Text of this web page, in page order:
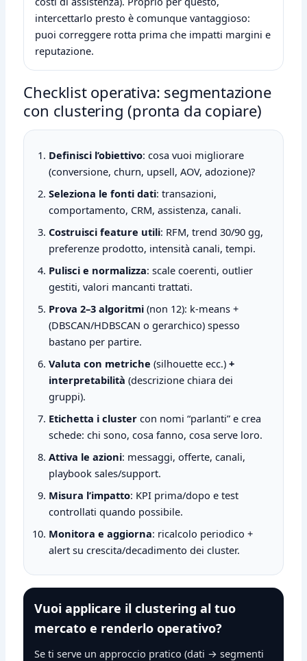
intercettarlo presto è comunque vantaggioso:
puoi correggere rotta prima che impatti margini e
reputazione.
Checklist operativa: segmentazione
con clustering (pronta da copiare)
Definisci l’obiettivo: cosa vuoi migliorare
(conversione, churn, upsell, AOV, adozione)?
Seleziona le fonti dati: transazioni,
comportamento, CRM, assistenza, canali.
Costruisci feature utili: RFM, trend 30/90 gg,
preferenze prodotto, intensità canali, tempi.
Pulisci e normalizza: scale coerenti, outlier
gestiti, valori mancanti trattati.
Prova 2–3 algoritmi (non 12): k-means +
(DBSCAN/HDBSCAN o gerarchico) spesso
bastano per partire.
Valuta con metriche (silhouette ecc.)+
interpretabilità (descrizione chiara dei
gruppi).
Etichetta i cluster con nomi “parlanti” e crea
schede: chi sono, cosa fanno, cosa serve loro.
Attiva le azioni: messaggi, offerte, canali,
playbook sales/support.
Misura l’impatto: KPI prima/dopo e test
controllati quando possibile.
Monitora e aggiorna: ricalcolo periodico +
alert su crescita/decadimento dei cluster.
Vuoi applicare il clustering al tuo
mercato e renderlo operativo?
Se ti serve un approccio pratico (dati → segmenti